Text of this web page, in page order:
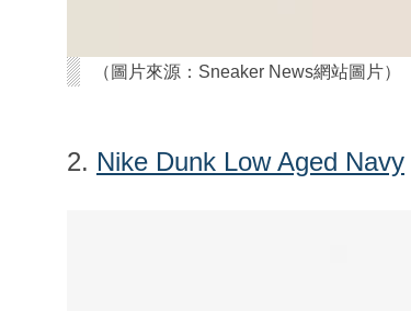
（圖片來源：Sneaker News網站圖片）
2. Nike Dunk Low Aged Navy